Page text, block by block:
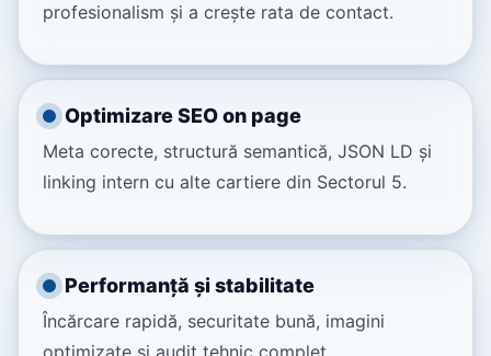
profesionalism și a crește rata de contact.
Optimizare SEO on page
Meta corecte, structură semantică, JSON LD și
linking intern cu alte cartiere din Sectorul 5.
Performanță și stabilitate
Încărcare rapidă, securitate bună, imagini